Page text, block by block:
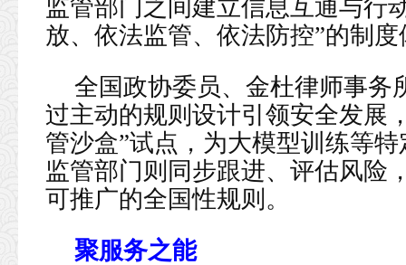
监管部门之间建立信息互通与行
放、依法监管、依法防控”的制度
全国政协委员、金杜律师事务
过主动的规则设计引领安全发展
管沙盒”试点，为大模型训练等
监管部门则同步跟进、评估风险
可推广的全国性规则。
聚服务之能